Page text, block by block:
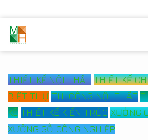
THIẾT KẾ NỘI THẤT THIẾT KẾ
BIỆT THỰ THI CÔNG NỘI THẤT
KỀ THIẾT KẾ KIẾN TRÚC XƯỞNG
XƯỞNG GỖ CÔNG NGHIỆP